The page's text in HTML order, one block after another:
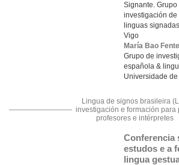
Signante. Grupo
investigación
linguas
Vigo
María Bao Fente
Grupo de
española &
Universidade
Lingua de signos brasileira
investigación e formación para
profesores e intérpretes
Conferencia
estudos e a
lingua